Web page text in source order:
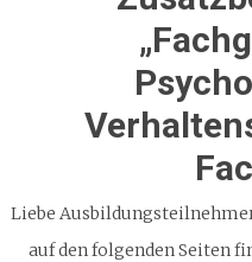
Liebe
auf den folgenden Seiten